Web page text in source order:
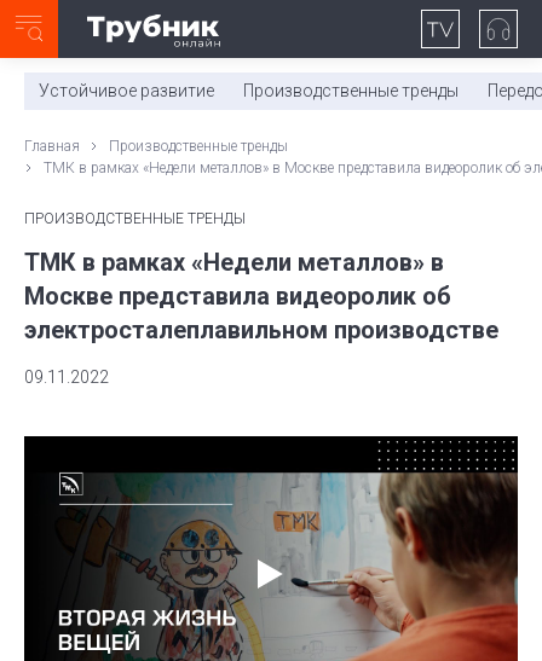
0:00/ 11:03
Устойчивое развитие Производственные тренды
Главная
Производственные тренды
ТМК в рамках «Недели металлов» в Москве представила видеоролик об
ПРОИЗВОДСТВЕННЫЕ ТРЕНДЫ
ТМК в рамках «Недели металлов» в
Москве представила видеоролик об
электросталеплавильном производстве
09.11.2022